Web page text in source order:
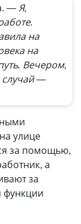
— Я,
на
на
Вечером,
—
улице
за помощью,
а
за
функции